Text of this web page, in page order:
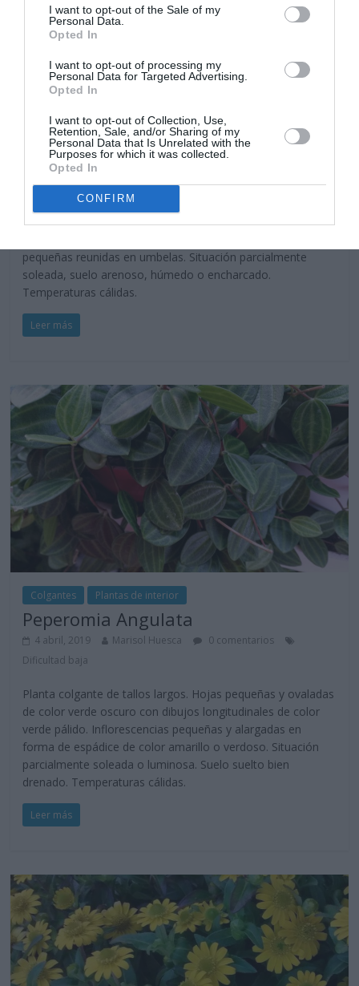
I want to opt-out of the Sale of my
Personal Data.
Opted In
I want to opt-out of processing my
Personal Data for Targeted Advertising.
Opted In
I want to opt-out of Collection, Use,
Retention, Sale, and/or Sharing of my
Personal Data that Is Unrelated with the
Purposes for which it was collected.
Opted In
CONFIRM
Acuáticas Tapizantes y gramíneas Vivaces
Hydrocotyle Umbellata
5 abril, 2019 Marisol Huesca
2 comentarios
Dificultad baja
Planta pequeña acuática o semi acuática, de hojas
redondeadas de largos peciolos, de color verde brillante y
pequeñas reunidas en umbelas. Situación parcialmente
soleada, suelo arenoso, húmedo o encharcado.
Temperaturas cálidas.
Leer más
Colgantes Plantas de interior
Peperomia Angulata
4 abril, 2019 Marisol Huesca
0 comentarios
Dificultad baja
Planta colgante de tallos largos. Hojas pequeñas y ovaladas
de color verde oscuro con dibujos longitudinales de color
verde pálido. Inflorescencias pequeñas y alargadas en
forma de espádice de color amarillo o verdoso. Situación
parcialmente soleada o luminosa. Suelo suelto bien
drenado. Temperaturas cálidas.
Leer más